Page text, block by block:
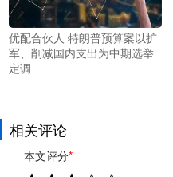
优配合伙人 特朗普预算案以扩
军、削减国内支出为中期选举
定调
相关评论
本文评分*